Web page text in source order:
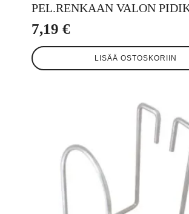
PEL.RENKAAN VALON
7,19 €
LISÄÄ OSTOSKORIIN